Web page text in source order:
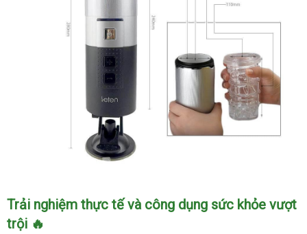
Máy
thủ
dâm
Trải nghiệm thực tế và công dụng sức khỏe vượt
trội 🔥